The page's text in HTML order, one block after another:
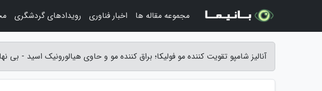
آنالیز شامپو تقویت کننده مو فولیکا؛ براق کننده مو و حاوی هیالورونیک اسید -
مجموعه مقاله ها اخبار فناوری رویدادهای گردشگری